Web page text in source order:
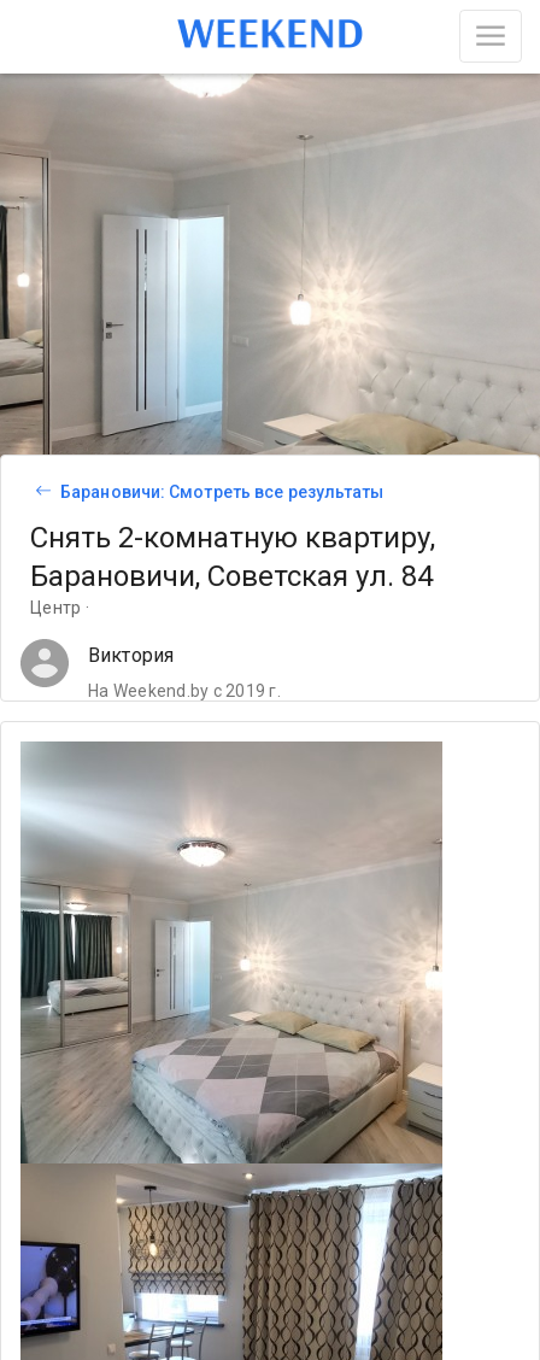
Барановичи: Смотреть все результаты
Снять 2-комнатную квартиру,
Барановичи, Советская ул. 84
Центр ·
Виктория
На Weekend.by с 2019 г.